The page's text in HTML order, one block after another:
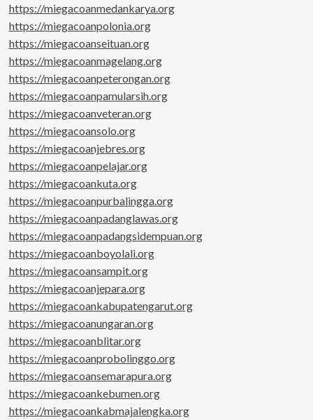
https://miegacoanmedankarya.org
https://miegacoanpolonia.org
https://miegacoanseituan.org
https://miegacoanmagelang.org
https://miegacoanpeterongan.org
https://miegacoanpamularsih.org
https://miegacoanveteran.org
https://miegacoansolo.org
https://miegacoanjebres.org
https://miegacoanpelajar.org
https://miegacoankuta.org
https://miegacoanpurbalingga.org
https://miegacoanpadanglawas.org
https://miegacoanpadangsidempuan.org
https://miegacoanboyolali.org
https://miegacoansampit.org
https://miegacoanjepara.org
https://miegacoankabupatengarut.org
https://miegacoanungaran.org
https://miegacoanblitar.org
https://miegacoanprobolinggo.org
https://miegacoansemarapura.org
https://miegacoankebumen.org
https://miegacoankabmajalengka.org